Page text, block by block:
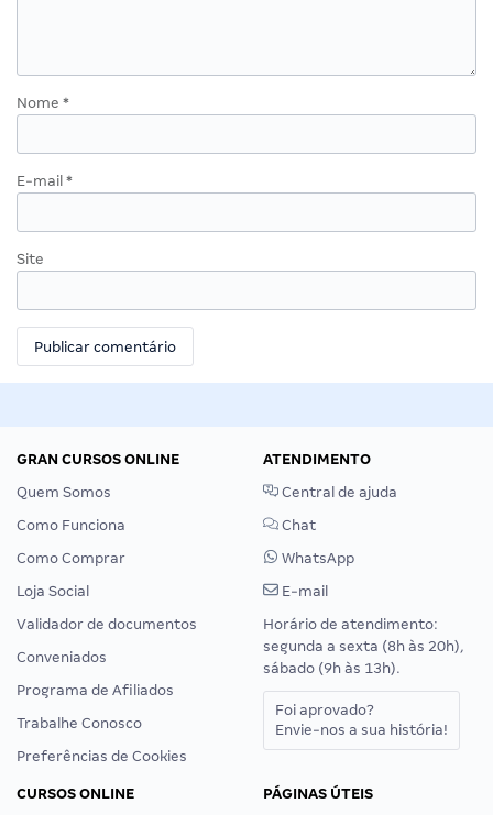
Nome *
E-mail *
Site
GRAN CURSOS ONLINE
Quem Somos
Como Funciona
Como Comprar
Loja Social
Validador de documentos
Conveniados
Programa de Afiliados
Trabalhe Conosco
Preferências de Cookies
ATENDIMENTO
Central de ajuda
Chat
WhatsApp
E-mail
Horário de atendimento:
segunda a sexta (8h às 20h),
sábado (9h às 13h).
Foi aprovado?
Envie-nos a sua história!
CURSOS ONLINE
PÁGINAS ÚTEIS